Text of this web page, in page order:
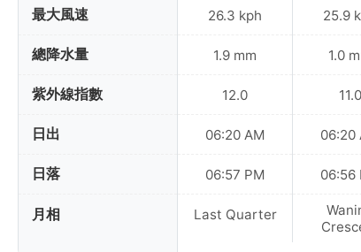
最大風速
總降水量
紫外線指數
日出
日落
月相
26.3 kph
1.9 mm
12.0
06:20 AM
06:57 PM
Last Quarter
25.9
1.0
11.0
06:20
06:56